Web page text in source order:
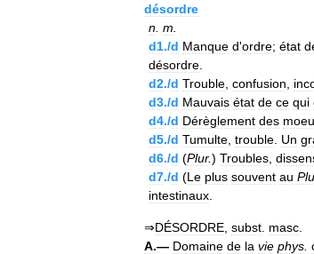
désordre
n m
d1./d Manque d'ordre; état
désordre
d2./d Trouble confusion
d3./d Mauvais état de ce qui
d4./d Dérèglement des
d5./d Tumulte trouble Un
d6./d (Plur.) Troubles
d7./d (Le plus souvent au
intestinaux
⇒DÉSORDRE subst masc
A.— Domaine de la vie phys